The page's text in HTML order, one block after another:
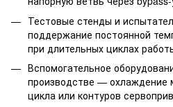
Тестовые стенды и
поддержание постоянной
при длительных циклах
Вспомогательное
производстве — охлаждение
цикла или контуров